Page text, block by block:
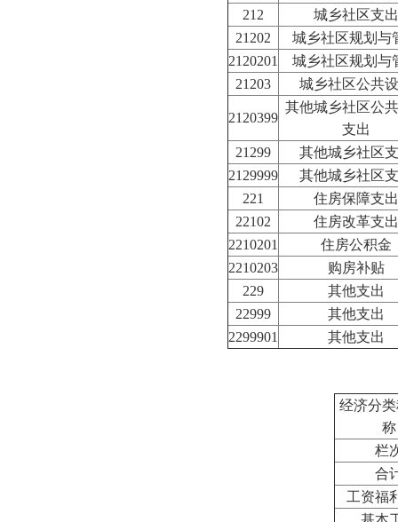
212
城乡社区支出
21202
城乡社区规划与
2120201
城乡社区规划与
21203
城乡社区公共
2120399
其他城乡社区公
支出
21299
其他城乡社区
2129999
其他城乡社区
221
住房保障支出
22102
住房改革支出
2210201
住房公积金
2210203
购房补贴
229
其他支出
22999
其他支出
2299901
其他支出
经济分
称
栏
合
工资福